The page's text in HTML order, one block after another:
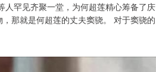
罕见齐聚一堂，为何超莲精心筹备了庆
那就是何超莲的丈夫窦骁。 对于窦骁的